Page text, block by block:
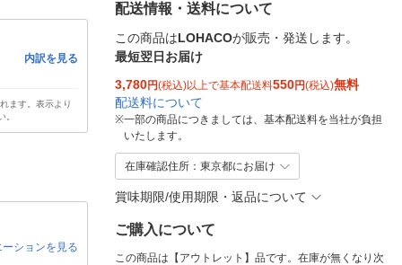
内訳を見る
ます。表示より
。
ションを見る
配送情報・送料について
この商品はLOHACOが販売・発送します。
最短翌日お届け
3,780円(税込)以上で基本配送料550円(税込)無料
配送料について
※一部の商品につきましては、基本配送料を当社が負担
いたします。
在庫確認住所：東京都にお届け
賞味期限/使用期限・返品について
ご購入について
この商品は【アウトレット】品です。在庫が無くなり次